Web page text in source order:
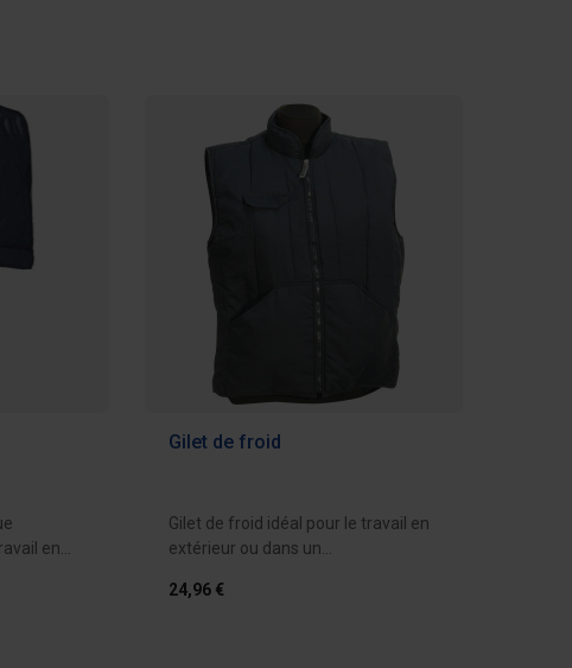
en
Gilet de froid
Gilet de froid idéal pour le travail en
extérieur ou dans un
24,96 €